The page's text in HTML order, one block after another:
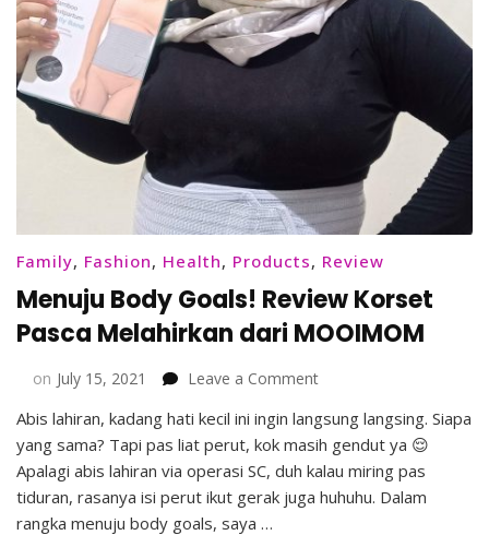
Family, Fashion, Health, Products, Review
Menuju Body Goals! Review Korset
Pasca Melahirkan dari MOOIMOM
on July 15, 2021 Leave a Commenton
Body
Goals!
Review
Korset
Abis lahiran, kadang hati kecil ini ingin langsung langsing. Siapa
yang sama? Tapi pas liat perut, kok masih gendut ya 😌
Apalagi abis lahiran via operasi SC, duh kalau miring pas
tiduran, rasanya isi perut ikut gerak juga huhuhu. Dalam
rangka menuju body goals, saya …